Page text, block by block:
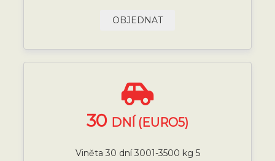
OBJEDNAT
30 DNÍ (EURO5)
Viněta 30 dní 3001-3500 kg 5